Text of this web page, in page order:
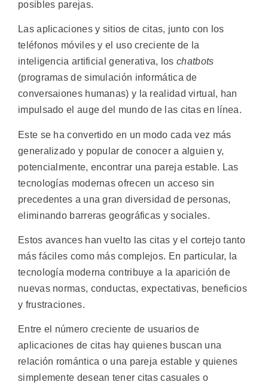
posibles parejas.
Las aplicaciones y sitios de citas, junto con los
teléfonos móviles y el uso creciente de la
inteligencia artificial generativa, loschatbots
(programas de simulación informática de
conversaiones humanas) y la realidad virtual, han
impulsado el auge del mundo de las citas en línea.
Este se ha convertido en un modo cada vez más
generalizado y popular de conocer a alguien y,
potencialmente, encontrar una pareja estable. Las
tecnologías modernas ofrecen un acceso sin
precedentes a una gran diversidad de personas,
eliminando barreras geográficas y sociales.
Estos avances han vuelto las citas y el cortejo tanto
más fáciles como más complejos. En particular, la
tecnología moderna contribuye a la aparición de
nuevas normas, conductas, expectativas, beneficios
y frustraciones.
Entre el número creciente de usuarios de
aplicaciones de citas hay quienes buscan una
relación romántica o una pareja estable y quienes
simplemente desean tener citas casuales o